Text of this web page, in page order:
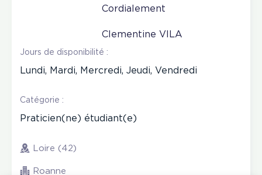
Cordialement
Clementine VILA
Jours de disponibilité :
Lundi, Mardi, Mercredi, Jeudi, Vendredi
Catégorie :
Praticien(ne) étudiant(e)
Loire (42)
Roanne